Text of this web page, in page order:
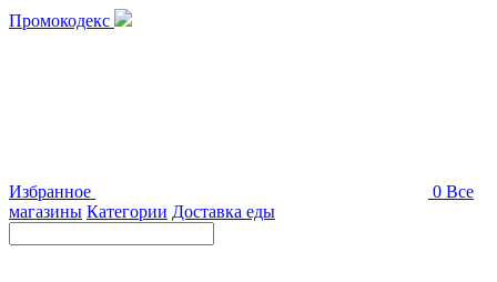
Промокодекс
Избранное 0 Все
магазины Категории Доставка еды